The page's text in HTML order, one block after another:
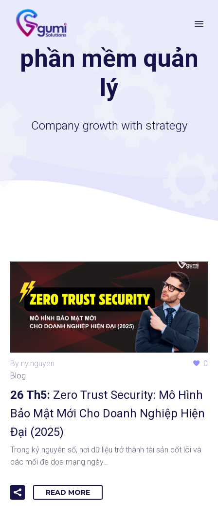
phần mềm quản
lý
Company growth with strategy
0
By ny.nguyen
Blog
26 Th5: Zero Trust Security: Mô Hình
Bảo Mật Mới Cho Doanh Nghiệp Hiện
Đại (2025)
Trong kỷ nguyên số, nơi dữ liệu trở thành tài sản cốt lõi và
các mối đe dọa mạng ngày…
READ MORE